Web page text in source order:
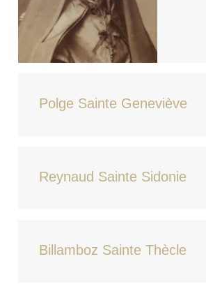
Polge Sainte Geneviève
Reynaud Sainte Sidonie
Billamboz Sainte Thècle